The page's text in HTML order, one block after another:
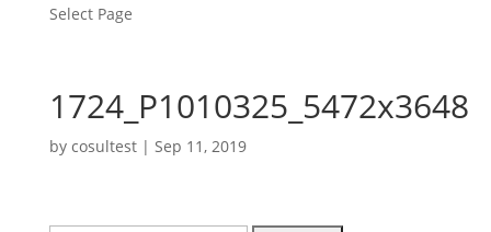
Select Page
1724_P1010325_5472x3648
by cosultest| Sep 11, 2019